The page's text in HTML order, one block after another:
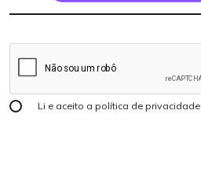
Li e aceito a política de privacidade